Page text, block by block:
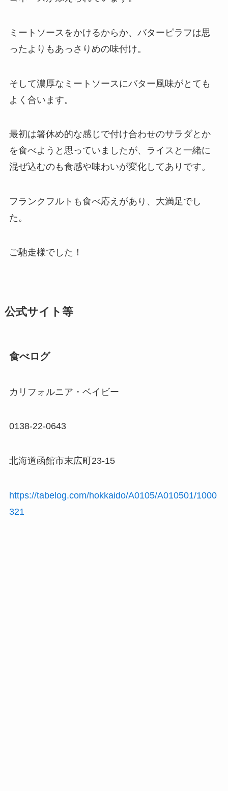
ミートソースをかけるからか、バターピラフは思
ったよりもあっさりめの味付け。
そして濃厚なミートソースにバター風味がとても
よく合います。
最初は箸休め的な感じで付け合わせのサラダとか
を食べようと思っていましたが、ライスと一緒に
混ぜ込むのも食感や味わいが変化してありです。
フランクフルトも食べ応えがあり、大満足でし
た。
ご馳走様でした！
公式サイト等
食べログ
カリフォルニア・ベイビー
0138-22-0643
北海道函館市末広町23-15
https://tabelog.com/hokkaido/A0105/A010501/1000
321